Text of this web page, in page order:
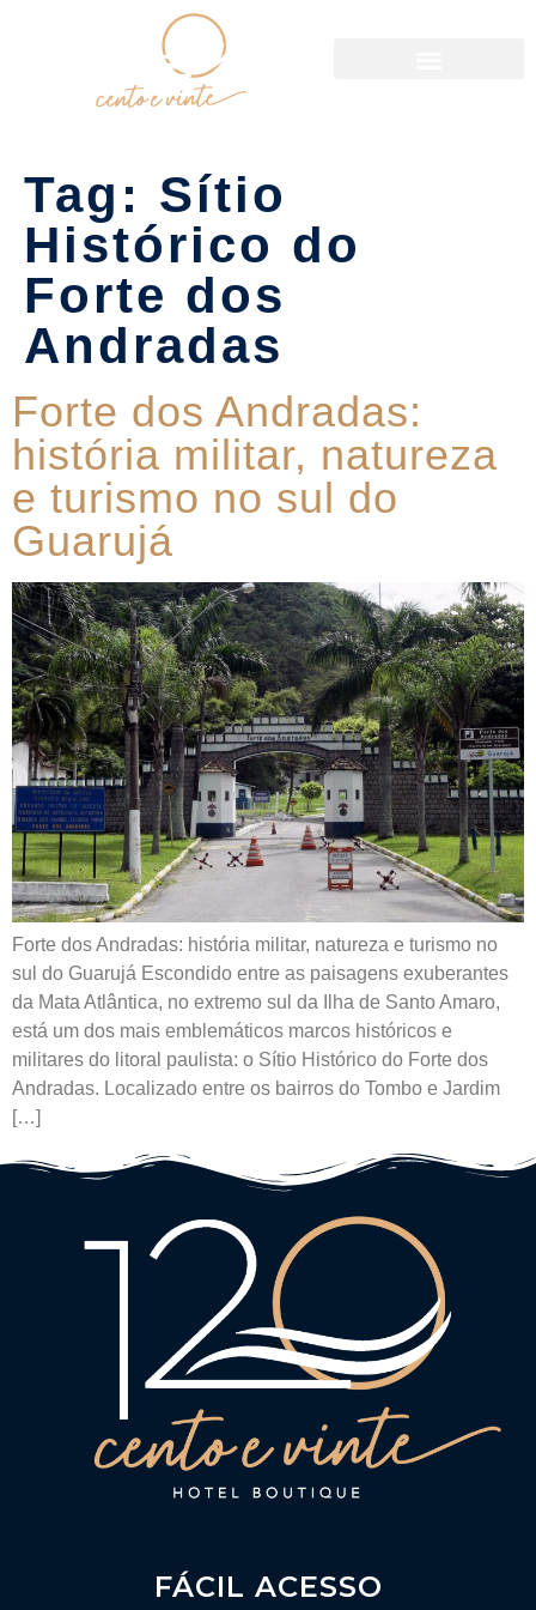
Tag: Sítio
Histórico do
Forte dos
Andradas
Forte dos Andradas:
história militar, natureza
e turismo no sul do
Guarujá
Forte dos Andradas: história militar, natureza e turismo no
sul do Guarujá Escondido entre as paisagens exuberantes
da Mata Atlântica, no extremo sul da Ilha de Santo Amaro,
está um dos mais emblemáticos marcos históricos e
militares do litoral paulista: o Sítio Histórico do Forte dos
Andradas. Localizado entre os bairros do Tombo e Jardim
[…]
FÁCIL ACESSO